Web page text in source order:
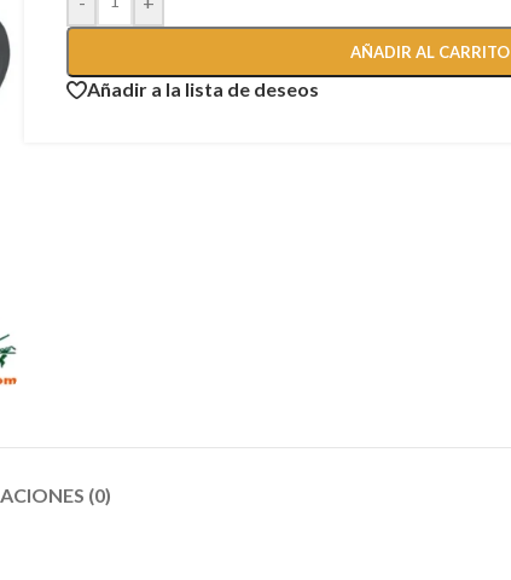
AÑADIR AL CARRITO
Añadir a la lista de deseos
(0)